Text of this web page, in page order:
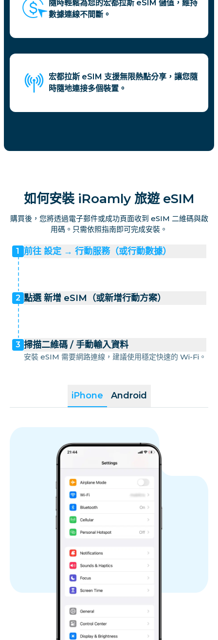
隨時輕鬆為您的宏都拉斯 eSIM 儲值，維持
數據連線不間斷。
宏都拉斯 eSIM 支援無限熱點分享，讓您隨
時隨地連接多個裝置。
如何安裝 iRoamly 旅遊 eSIM
購買後，您將透過電子郵件或成功頁面收到 eSIM 二維碼與啟
用碼。只需依照指南即可完成安裝。
iPhone Android
1 前往 設定 → 行動服務（或行動數據）
2 點選 新增 eSIM（或新增行動方案）
3 掃描二維碼 / 手動輸入資料
安裝 eSIM 需要網路連線，建議使用穩定快速的 Wi-Fi。